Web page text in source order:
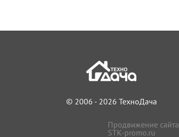
© 2006 - 2026 ТехноДача
Продвижение сайта
STK-promo.ru